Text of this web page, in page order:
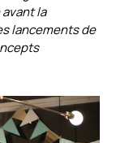
la
lancements de